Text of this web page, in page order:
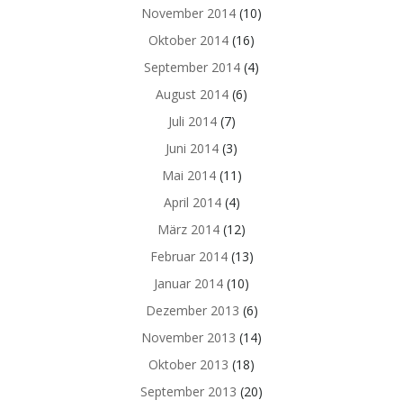
November 2014 (10)
Oktober 2014 (16)
September 2014 (4)
August 2014 (6)
Juli 2014(7)
Juni 2014 (3)
Mai 2014(11)
April 2014(4)
März 2014 (12)
Februar 2014(13)
Januar 2014 (10)
Dezember 2013 (6)
November 2013 (14)
Oktober 2013 (18)
September 2013 (20)